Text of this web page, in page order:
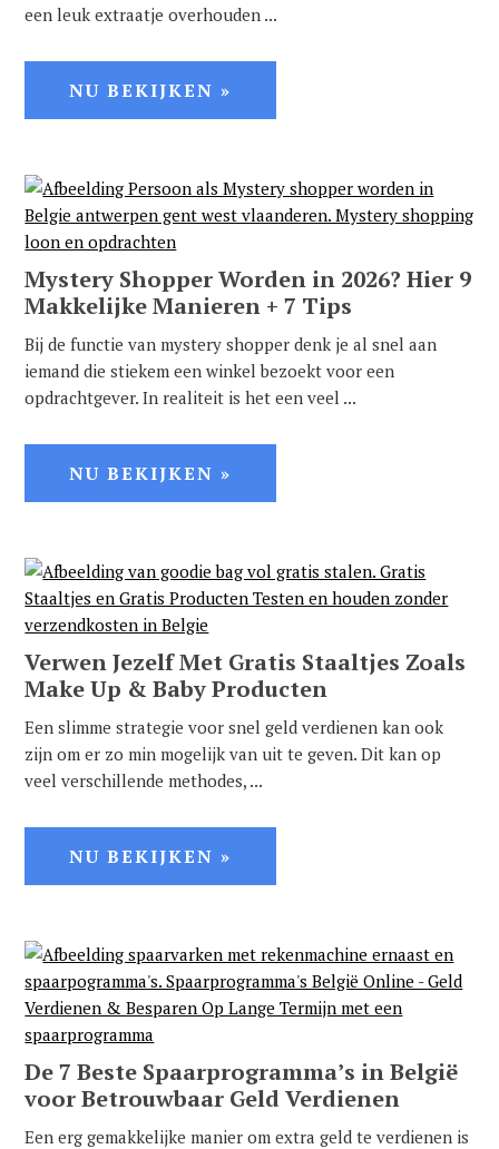
een leuk extraatje overhouden ...
NU BEKIJKEN »
Mystery Shopper Worden in 2026? Hier 9
Makkelijke Manieren + 7 Tips
Bij de functie van mystery shopper denk je al snel aan
iemand die stiekem een winkel bezoekt voor een
opdrachtgever. In realiteit is het een veel ...
NU BEKIJKEN »
Verwen Jezelf Met Gratis Staaltjes Zoals
Make Up & Baby Producten
Een slimme strategie voor snel geld verdienen kan ook
zijn om er zo min mogelijk van uit te geven. Dit kan op
veel verschillende methodes, ...
NU BEKIJKEN »
De 7 Beste Spaarprogramma’s in België
voor Betrouwbaar Geld Verdienen
Een erg gemakkelijke manier om extra geld te verdienen is